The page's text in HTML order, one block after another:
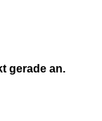
gerade an.